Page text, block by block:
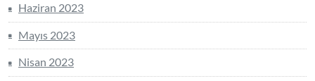
Haziran 2023
Mayıs 2023
Nisan 2023